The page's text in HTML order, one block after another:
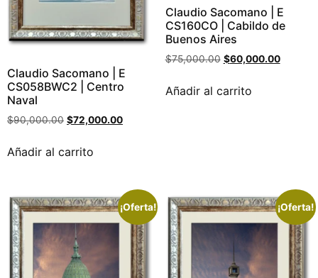
Claudio Sacomano | E
CS058BWC2 | Centro
Naval
$90,000.00 $72,000.00
Añadir al carrito
Claudio Sacomano | E
CS160CO | Cabildo de
Buenos Aires
$75,000.00 $60,000.00
Añadir al carrito
¡Oferta! ¡Oferta!